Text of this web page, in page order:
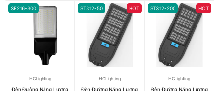
SF216-300
HCLighting
Đèn Đường Năng Lượng
HOT
ST312-50
HCLighting
Đèn Đường Năng Lượng
HOT
ST312-200
HCLighting
Đèn Đường Năng Lượng